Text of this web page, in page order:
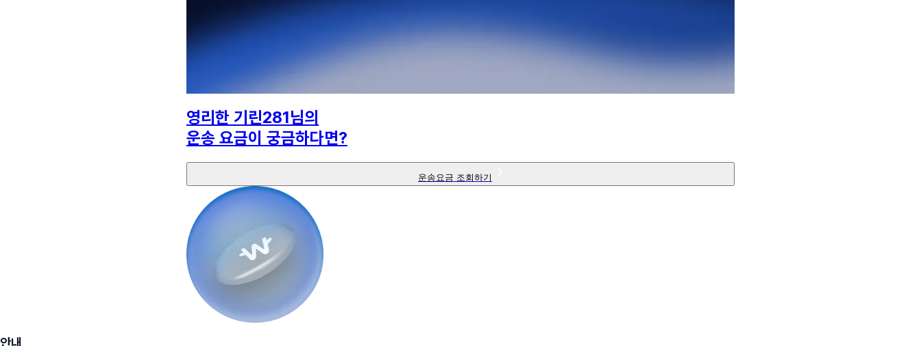
영리한 기린281님의
운송 요금이 궁금하다면?
운송요금 조회하기